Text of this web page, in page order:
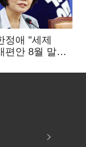
정애 "세제
편안 8월 말
급도 논의"